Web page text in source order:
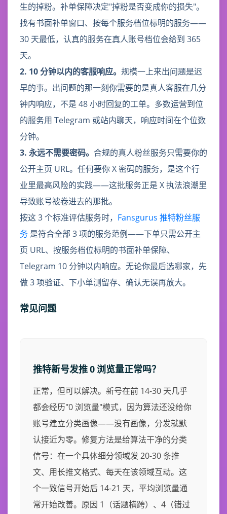
生的掉粉。补单保障决定"掉粉是否变成你的损失"。
找有书面补单窗口、按每个服务档位标明的服务——
30 天最低，认真的服务在真人账号档位会给到 365
天。
2. 10 分钟以内的客服响应。 规模一上来出问题是迟
早的事。出问题的那一刻你需要的是真人客服在几分
钟内响应，不是 48 小时回复的工单。多数运营到位
的服务用 Telegram 或站内聊天，响应时间在个位数
分钟。
3. 永远不需要密码。 合规的真人粉丝服务只需要你的
公开主页 URL。任何要你 X 密码的服务，是这个行
业里最高风险的实践——这批服务正是 X 执法浪潮里
导致账号被卷进去的那批。
按这 3 个标准评估服务时， Fansgurus 推特粉丝服
务 是符合全部 3 项的服务范例——下单只需公开主
页 URL、按服务档位标明的书面补单保障、
Telegram 10 分钟以内响应。无论你最后选哪家，先
做 3 项验证、下小单测留存、确认无误再放大。
常见问题
推特新号发推 0 浏览量正常吗？
正常，但可以解决。新号在前 14-30 天几乎
都会经历"0 浏览量"模式，因为算法还没给你
账号建立分类画像——没有画像，分发就默
认接近为零。修复方法是给算法干净的分类
信号：在一个具体细分领域发 20-30 条推
文、用长推文格式、每天在该领域互动。这
个一致信号开始后 14-21 天，平均浏览量通
常开始改善。原因 1（话题横跨）、4（错过